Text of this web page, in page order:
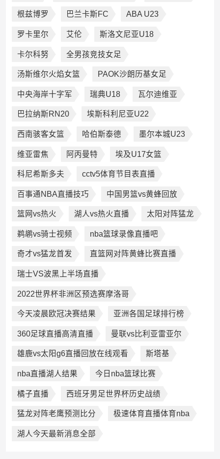
根兹博罗 巴兰卡斯FC ABA U23
罗卡里尔 艾伦 斯洛文尼亚U18
卡尔科努 全男孩竞技女足
汤斯维尔火焰女篮 PAOK沙朗历基女足
中央海岸十字军 瑞典U18 瓦尔迪维亚
巴拉纳斯RN20 埃斯科利尼亚U22
西南骇客女篮 哈伯斯泰德 墨尔本城U23
维亚雷焦 阿丙曼特 埃及U17女篮
科尼希斯多夫 cctv5体育节目表直播
百事通NBA直播技巧 中国男篮vs黄蜂回放
篮网vs热火 湖人vs热火直播 太阳对阵猛龙
鹈鹕vs骑士视频 nba篮球录像直播吧
奇才vs猛龙首发 直篮网对阵黄蜂比赛直播
瑞士VS波黑上半场直播
2022世界杯非洲区预选赛摩洛哥
今天凌晨欧冠决赛结果 亚洲各国足球排行榜
360足球直播高清直播 曼联vs比利亚雷亚尔
雄鹿vs太阳g6直播回放在线观看 斯塔基
nba直播湖人结果 今日nba篮球比赛
橘子直播 西班牙男足世界杯历史战绩
猛龙对阵老鹰预测比分 极速体育直播体育nba
湖人今天最新消息全部